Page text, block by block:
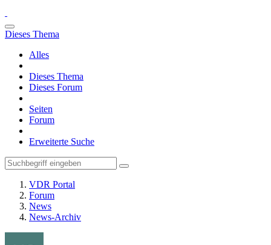
Dieses Thema
Alles
Dieses Thema
Dieses Forum
Seiten
Forum
Erweiterte Suche
VDR Portal
Forum
News
News-Archiv